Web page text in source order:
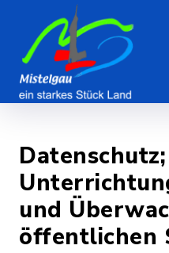
Datenschutz;
und
öffentlichen